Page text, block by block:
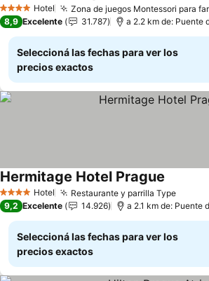
4 EstrellasHotel Zona de juegos Montessori para
8,9 Excelente 31.787 a 2.2 km de: Puente
Seleccioná las fechas para ver los
precios exactos
4 EstrellasHotel Restaurante y parrilla Type
Hermitage Hotel Prague
9,2 Excelente 14.926 a 2.1 km de: Puente
Seleccioná las fechas para ver los
precios exactos